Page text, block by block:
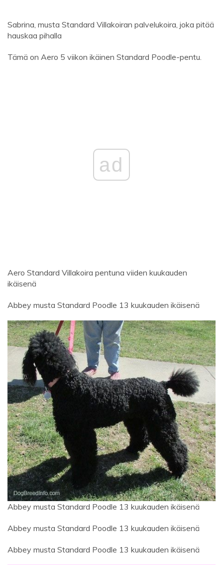
Sabrina, musta Standard Villakoiran palvelukoira, joka pitää
hauskaa pihalla
Tämä on Aero 5 viikon ikäinen Standard Poodle-pentu.
ad
Aero Standard Villakoira pentuna viiden kuukauden
ikäisenä
Abbey musta Standard Poodle 13 kuukauden ikäisenä
Abbey musta Standard Poodle 13 kuukauden ikäisenä
Abbey musta Standard Poodle 13 kuukauden ikäisenä
Abbey musta Standard Poodle 13 kuukauden ikäisenä